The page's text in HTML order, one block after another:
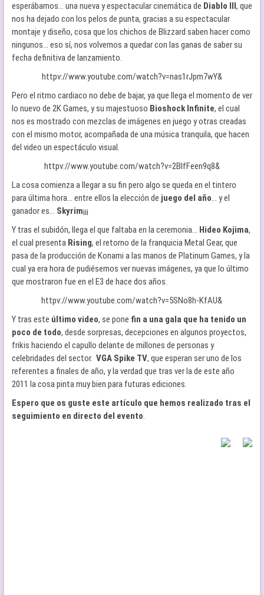
esperábamos… una nueva y espectacular cinemática de Diablo III, que
nos ha dejado con los pelos de punta, gracias a su espectacular
montaje y diseño, cosa que los chichos de Blizzard saben hacer como
ningunos… eso sí, nos volvemos a quedar con las ganas de saber su
fecha definitiva de lanzamiento.
httpv://www.youtube.com/watch?v=nas1rJpm7wY&
Pero el ritmo cardiaco no debe de bajar, ya que llega el momento de ver
lo nuevo de 2K Games, y su majestuoso Bioshock Infinite, el cual
nos es mostrado con mezclas de imágenes en juego y otras creadas
con el mismo motor, acompañada de una música tranquila, que hacen
del video un espectáculo visual.
httpv://www.youtube.com/watch?v=2BIfFeen9q8&
La cosa comienza a llegar a su fin pero algo se queda en el tintero
para última hora… entre ellos la elección de juego del año … y el
ganador es… Skyrim¡¡¡
Y tras el subidón, llega el que faltaba en la ceremonia… Hideo Kojima,
el cual presenta Rising, el retorno de la franquicia Metal Gear, que
pasa de la producción de Konami a las manos de Platinum Games, y la
cual ya era hora de pudiésemos ver nuevas imágenes, ya que lo último
que mostraron fue en el E3 de hace dos años.
httpv://www.youtube.com/watch?v=5SNo8h-KfAU&
Y tras este último video, se pone fin a una gala que ha tenido un
poco de todo, desde sorpresas, decepciones en algunos proyectos,
frikis haciendo el capullo delante de millones de personas y
celebridades del sector. VGA Spike TV, que esperan ser uno de los
referentes a finales de año, y la verdad que tras ver la de este año
2011 la cosa pinta muy bien para futuras ediciones.
Espero que os guste este artículo que hemos realizado tras el
seguimiento en directo del evento